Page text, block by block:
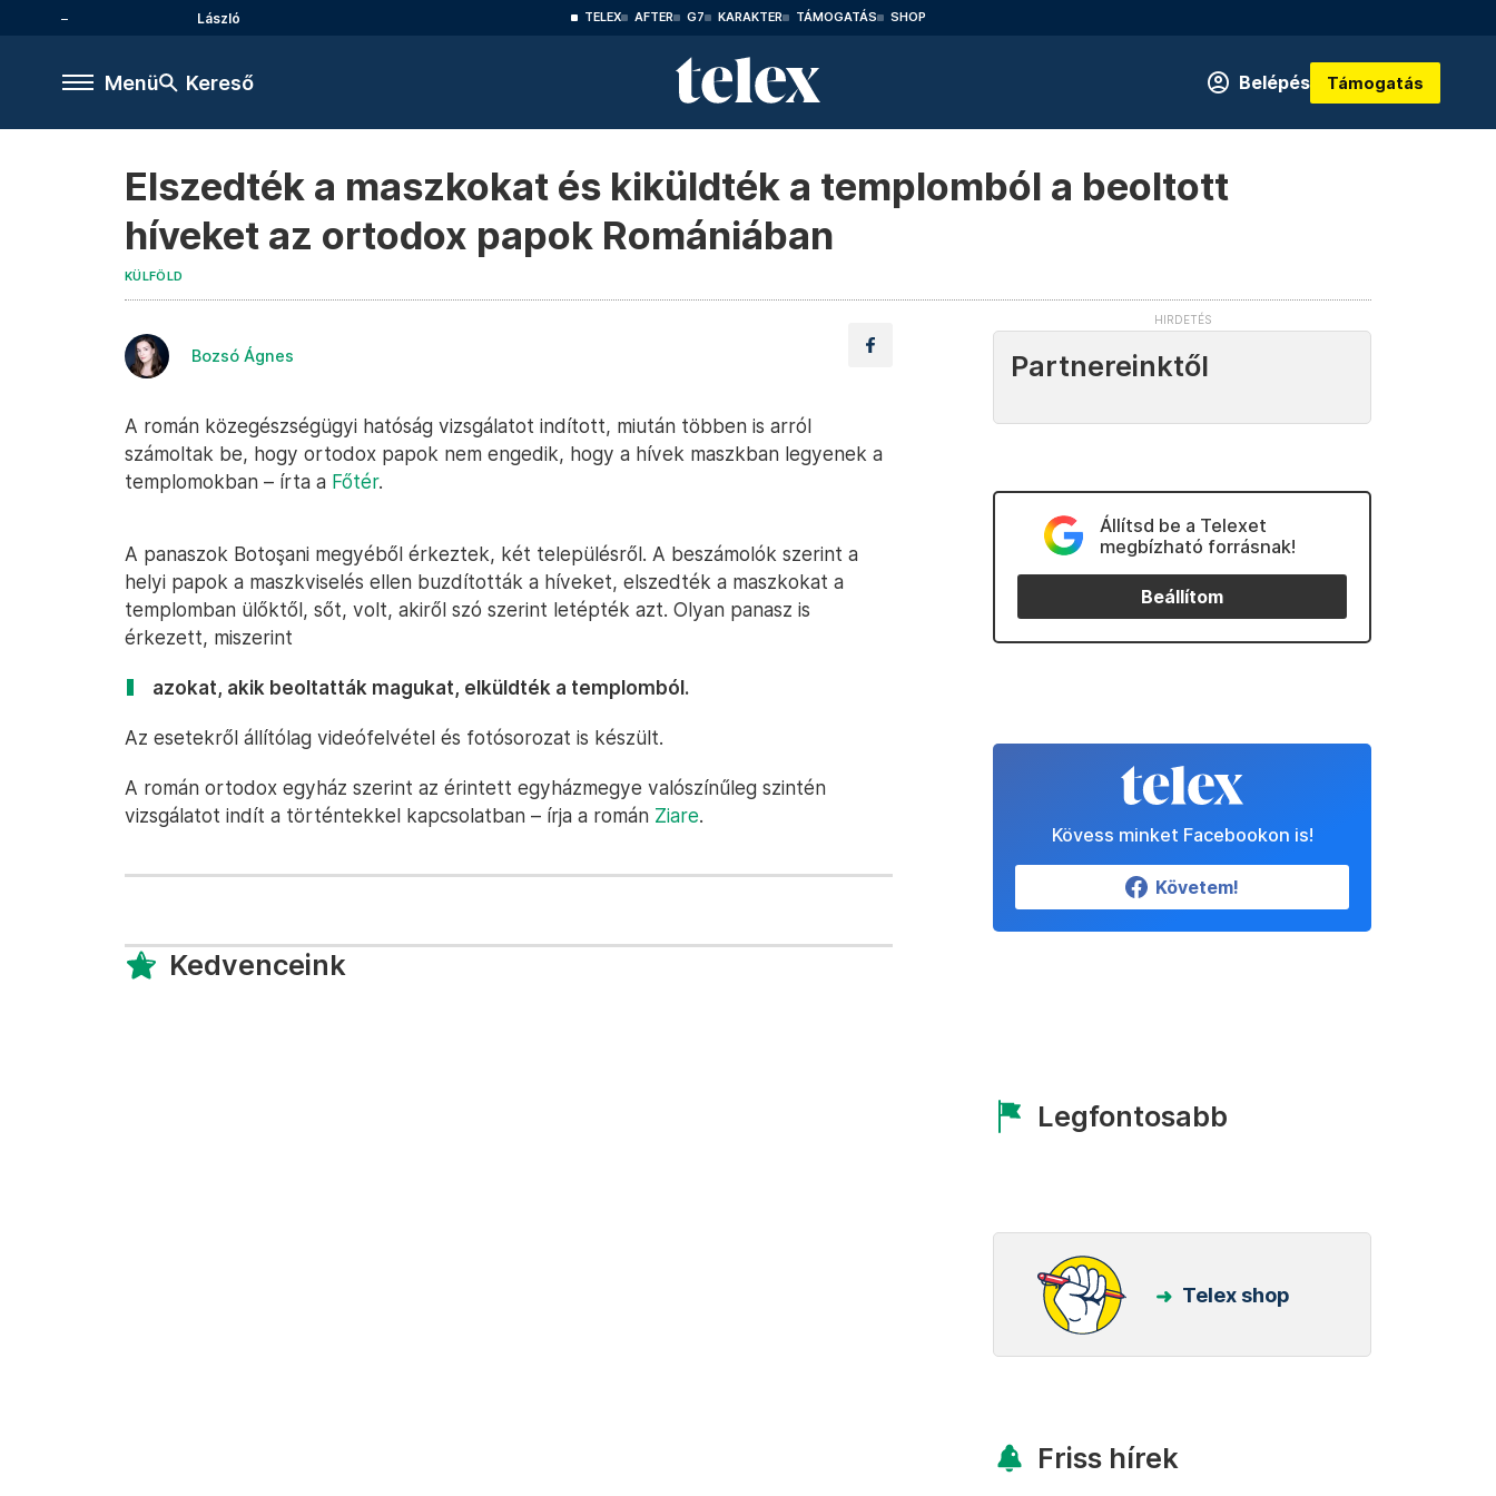
László TELEX AFTER G7 KARAKTER TÁMOGATÁS SHOP
Menü Kereső Belépés Támogatás
Elszedték a maszkokat és kiküldték a templomból a beoltott
híveket az ortodox papok Romániában
KÜLFÖLD
Bozsó Ágnes
A román közegészségügyi hatóság vizsgálatot indított, miután többen is arról
számoltak be, hogy ortodox papok nem engedik, hogy a hívek maszkban legyenek a
templomokban – írta a Főtér.
A panaszok Botoşani megyéből érkeztek, két településről. A beszámolók szerint a
helyi papok a maszkviselés ellen buzdították a híveket, elszedték a maszkokat a
templomban ülőktől, sőt, volt, akiről szó szerint letépték azt. Olyan panasz is
érkezett, miszerint
azokat, akik beoltatták magukat, elküldték a templomból.
Az esetekről állítólag videófelvétel és fotósorozat is készült.
A román ortodox egyház szerint az érintett egyházmegye valószínűleg szintén
vizsgálatot indít a történtekkel kapcsolatban – írja a román Ziare.
Kedvenceink
Partnereinktől
Állítsd be a Telexet
megbízható forrásnak!
Beállítom
Kövess minket Facebookon is!
Követem!
Legfontosabb
Telex shop
Friss hírek